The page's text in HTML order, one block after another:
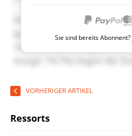
Sie sind bereits Abonnent?
VORHERIGER ARTIKEL
Ressorts